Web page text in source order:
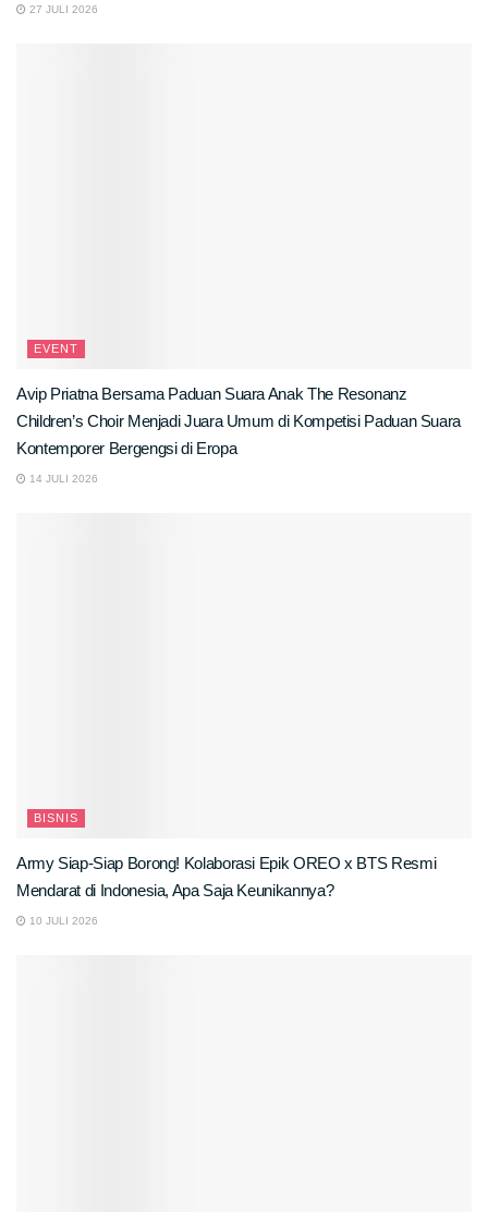
27 JULI 2026
EVENT
Avip Priatna Bersama Paduan Suara Anak The Resonanz
Children’s Choir Menjadi Juara Umum di Kompetisi Paduan Suara
Kontemporer Bergengsi di Eropa
14 JULI 2026
BISNIS
Army Siap-Siap Borong! Kolaborasi Epik OREO x BTS Resmi
Mendarat di Indonesia, Apa Saja Keunikannya?
10 JULI 2026